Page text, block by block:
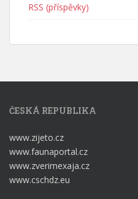
RSS (příspěvky)
ČESKÁ REPUBLIKA
www.zijeto.cz
www.faunaportal.cz
www.zverimexaja.cz
www.cschdz.eu